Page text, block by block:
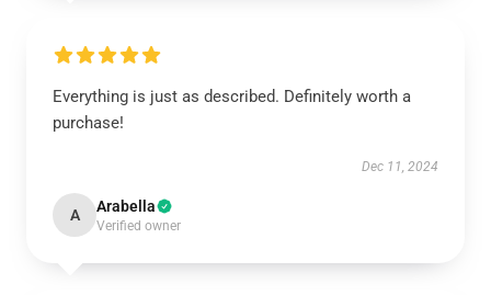
Everything is just as described. Definitely worth a
purchase!
Dec 11, 2024
A Arabella
Verified owner